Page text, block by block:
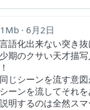
6月2日
語化出来ない突き
期のクサい天才描
じシーンを流す意
ーンを流してそれ
明するのは全然スマ